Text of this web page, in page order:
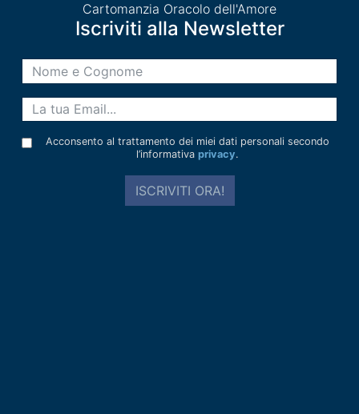
Cartomanzia Oracolo dell'Amore
Iscriviti alla Newsletter
Acconsento al trattamento dei miei dati personali secondo
l’informativa privacy.
ISCRIVITI ORA!